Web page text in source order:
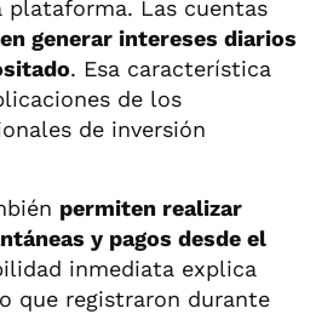
plataforma. Las cuentas
generar intereses diarios
. Esa característica
de los
de inversión
permiten realizar
y pagos desde el
inmediata explica
que registraron durante